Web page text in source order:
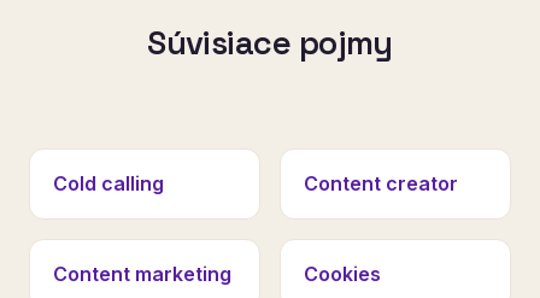
Súvisiace pojmy
Cold calling Content creator
Content marketing Cookies